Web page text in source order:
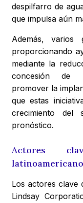
despilfarro de
que impulsa aún
Además,
proporcionando
mediante la
concesión de
promover la
que estas
crecimiento del
pronóstico.
Actores
Los actores clave
Lindsay